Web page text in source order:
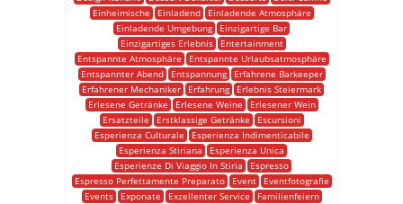
Einheimische
Einladend
Einladende Atmosphäre
Einladende Umgebung
Einzigartige Bar
Einzigartiges Erlebnis
Entertainment
Entspannte Atmosphäre
Entspannte Urlaubsatmosphäre
Entspannter Abend
Entspannung
Erfahrene Barkeeper
Erfahrener Mechaniker
Erfahrung
Erlebnis Steiermark
Erlesene Getränke
Erlesene Weine
Erlesener Wein
Ersatzteile
Erstklassige Getränke
Escursioni
Esperienza Culturale
Esperienza Indimenticabile
Esperienza Stiriana
Esperienza Unica
Esperienze Di Viaggio In Stiria
Espresso
Espresso Perfettamente Preparato
Event
Eventfotografie
Events
Exponate Exzellenter Service
Familienfeiern